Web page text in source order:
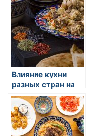
Влияние кухни
разных стран на
мировые
кулинарные
тренды